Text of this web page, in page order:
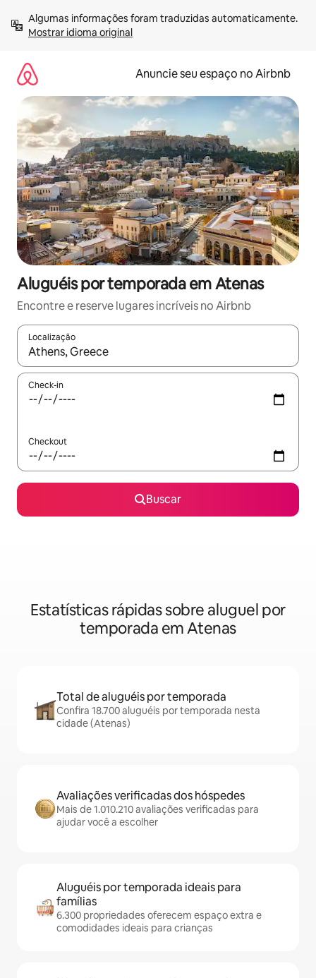
para
Mostrar idioma original
Anuncie seu espaço no Airbnb
Aluguéis por temporada em Atenas
Encontre e reserve lugares incríveis no Airbnb
Localização
Quando os resultados estiverem disponíveis, explore-os
Check-in
Checkout
Buscar
Estatísticas rápidas sobre aluguel por
temporada em Atenas
Total de aluguéis por temporada
Confira 18.700 aluguéis por temporada nesta
cidade (Atenas)
Avaliações verificadas dos hóspedes
Mais de 1.010.210 avaliações verificadas para
ajudar você a escolher
Aluguéis por temporada ideais para
famílias
6.300 propriedades oferecem espaço extra e
comodidades ideais para crianças